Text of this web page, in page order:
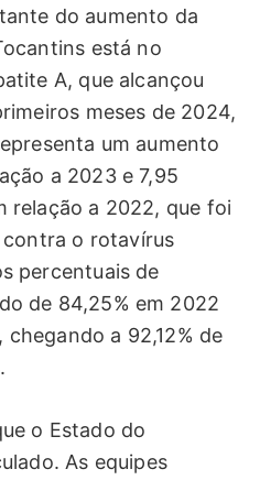
do aumento da
está no
A, que alcançou
meses de 2024,
um aumento
a 2023 e 7,95
relação a 2022, que foi
contra o rotavírus
percentuais de
de 84,25% em 2022
a 92,12% de
o Estado do
As equipes